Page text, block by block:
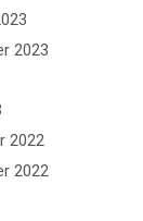
2023
2022
2022